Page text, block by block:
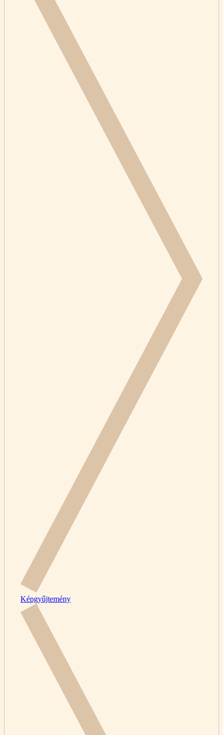
Képgyűjtemény